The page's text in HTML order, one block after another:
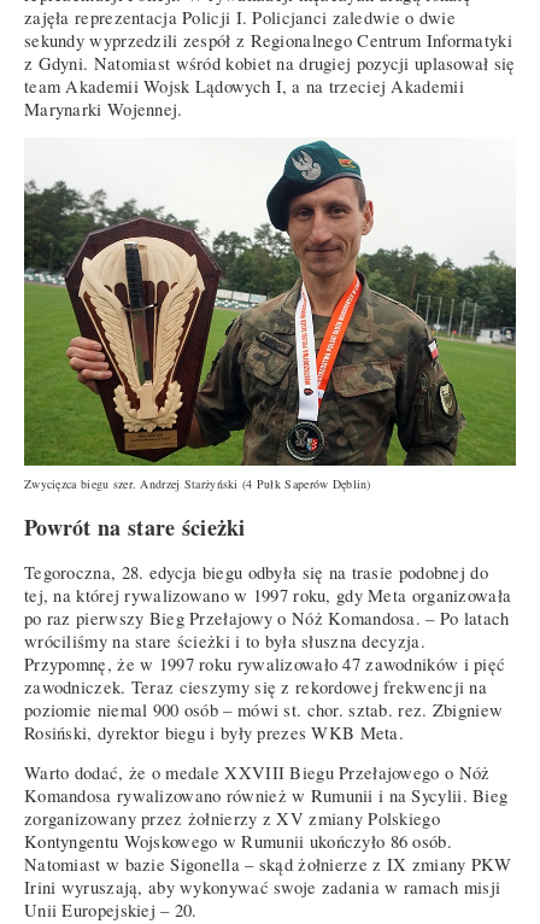
zajęła reprezentacja Policji I. Policjanci zaledwie o dwie
sekundy wyprzedzili zespół z Regionalnego Centrum Informatyki
z Gdyni. Natomiast wśród kobiet na drugiej pozycji uplasował się
team Akademii Wojsk Lądowych I, a na trzeciej Akademii
Marynarki Wojennej.
Zwycięzca biegu szer. Andrzej Starżyński (4 Pułk Saperów Dęblin)
Powrót na stare ścieżki
Tegoroczna, 28. edycja biegu odbyła się na trasie podobnej do
tej, na której rywalizowano w 1997 roku, gdy Meta organizowała
po raz pierwszy Bieg Przełajowy o Nóż Komandosa. – Po latach
wróciliśmy na stare ścieżki i to była słuszna decyzja.
Przypomnę, że w 1997 roku rywalizowało 47 zawodników i pięć
zawodniczek. Teraz cieszymy się z rekordowej frekwencji na
poziomie niemal 900 osób – mówi st. chor. sztab. rez. Zbigniew
Rosiński, dyrektor biegu i były prezes WKB Meta.
Warto dodać, że o medale XXVIII Biegu Przełajowego o Nóż
Komandosa rywalizowano również w Rumunii i na Sycylii. Bieg
zorganizowany przez żołnierzy z XV zmiany Polskiego
Kontyngentu Wojskowego w Rumunii ukończyło 86 osób.
Natomiast w bazie Sigonella – skąd żołnierze z IX zmiany PKW
Irini wyruszają, aby wykonywać swoje zadania w ramach misji
Unii Europejskiej – 20.